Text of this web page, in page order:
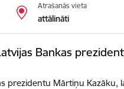
Atrašanās vieta
attālināti
Bankas
prezidentu Mārtiņu Kazāku,